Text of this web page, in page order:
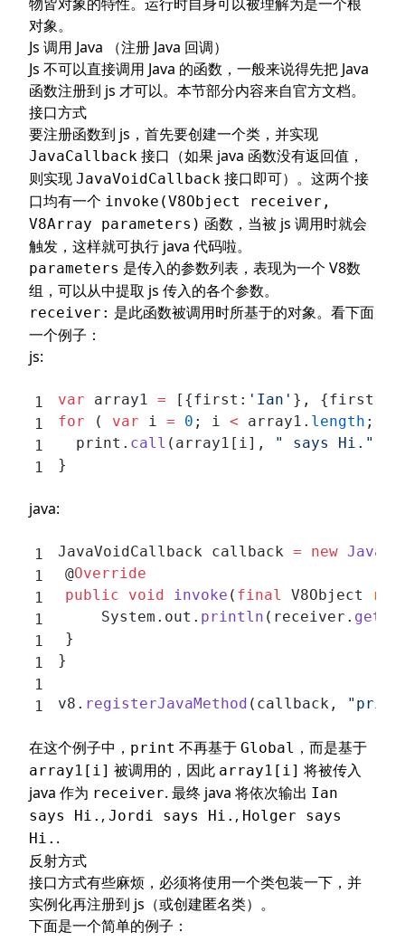
对象。
Js 调用 Java （注册 Java 回调）
Js 不可以直接调用 Java 的函数，一般来说得先把 Java
函数注册到 js 才可以。本节部分内容来自官方文档。
接口方式
要注册函数到 js，首先要创建一个类，并实现
JavaCallback 接口（如果 java 函数没有返回值，
则实现JavaVoidCallback 接口即可）。这两个接
口均有一个 invoke(V8Object receiver,
V8Array parameters) 函数，当被 js 调用时就会
触发，这样就可执行 java 代码啦。
parameters 是传入的参数列表，表现为一个 V8数
组，可以从中提取 js 传入的各个参数。
receiver: 是此函数被调用时所基于的对象。看下面
一个例子：
js:
var array1 = [{first: 'Ian' }, {first:
for ( var i = 0 ; i < array1. length ; i
  print.
call (array1[i], " says Hi."
}
java:
JavaVoidCallback callback = new
	@
Override
	public
void invoke ( final V8Object
		System.out.
println (receiver.
	}
}
v8. registerJavaMethod (callback,
在这个例子中， print 不再基于Global ，而是基于
array1[i] 被调用的，因此 array1[i] 将被传入
java 作为 receiver. 最终 java 将依次输出 Ian
says Hi. ,Jordi says Hi. , Holger says
Hi. .
反射方式
接口方式有些麻烦，必须将使用一个类包装一下，并
实例化再注册到 js（或创建匿名类）。
下面是一个简单的例子：